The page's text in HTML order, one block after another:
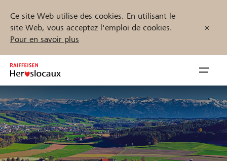
Ce site Web utilise des cookies. En utilisant le
site Web, vous acceptez l'emploi de cookies.
Pour en savoir plus
Inhalt
springen
öffnen
Démarrez maintenant